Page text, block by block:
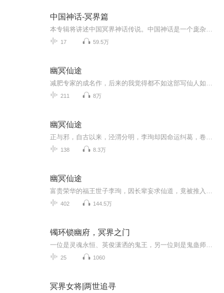
中国神话-冥界篇
17 59.5万
幽冥仙途
211 8万
幽冥仙途
138 8.3万
幽冥仙途
402 144.5万
镯环锁幽府，冥界之门
25 1060
冥界女将|两世追寻